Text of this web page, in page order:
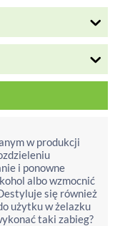
w produkcji
i ponowne
albo wzmocnić
się również
użytku w żelazku
taki zabieg?